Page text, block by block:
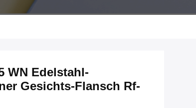
WN Edelstahl-
Gesichts-Flansch Rf-